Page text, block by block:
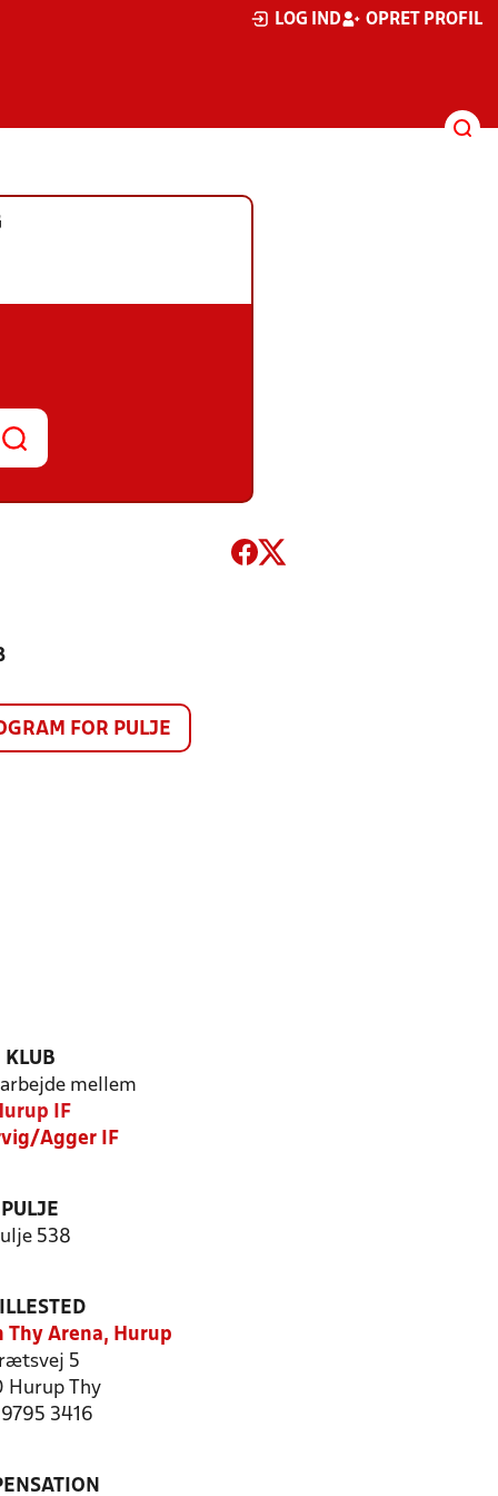
LOG IND OPRET PROFIL
FOR PULJE
KLUB
mellem
IF
Agger IF
PULJE
538
Thy Arena, Hurup
5
Hurup Thy
3416